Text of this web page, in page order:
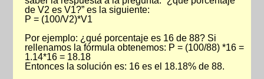
de V2 es V1?” es la siguiente:
P = (100/V2)*V1
Por ejemplo: ¿qué porcentaje es 16 de 88? Si
rellenamos la fórmula obtenemos: P = (100/88) *16 =
1.14*16 = 18.18
Entonces la solución es: 16 es el 18.18% de 88.